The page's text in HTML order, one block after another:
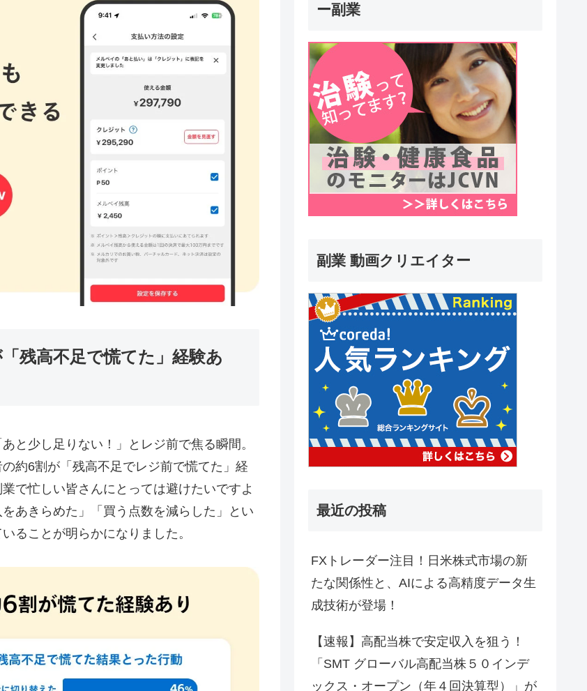
残高不足で慌てた」経験あ
と少し足りない！」とレジ前で焦る瞬間。
約6割が「残高不足でレジ前で慌てた」経
で忙しい皆さんにとっては避けたいですよ
あきらめた」「買う点数を減らした」とい
ることが明らかになりました。
ー副業
副業 動画クリエイター
最近の投稿
FXトレーダー注目！日米株式市場の新
たな関係性と、AIによる高精度データ生
成技術が登場！
【速報】高配当株で安定収入を狙う！
「SMT グローバル高配当株５０インデ
ックス・オープン（年４回決算型）」が